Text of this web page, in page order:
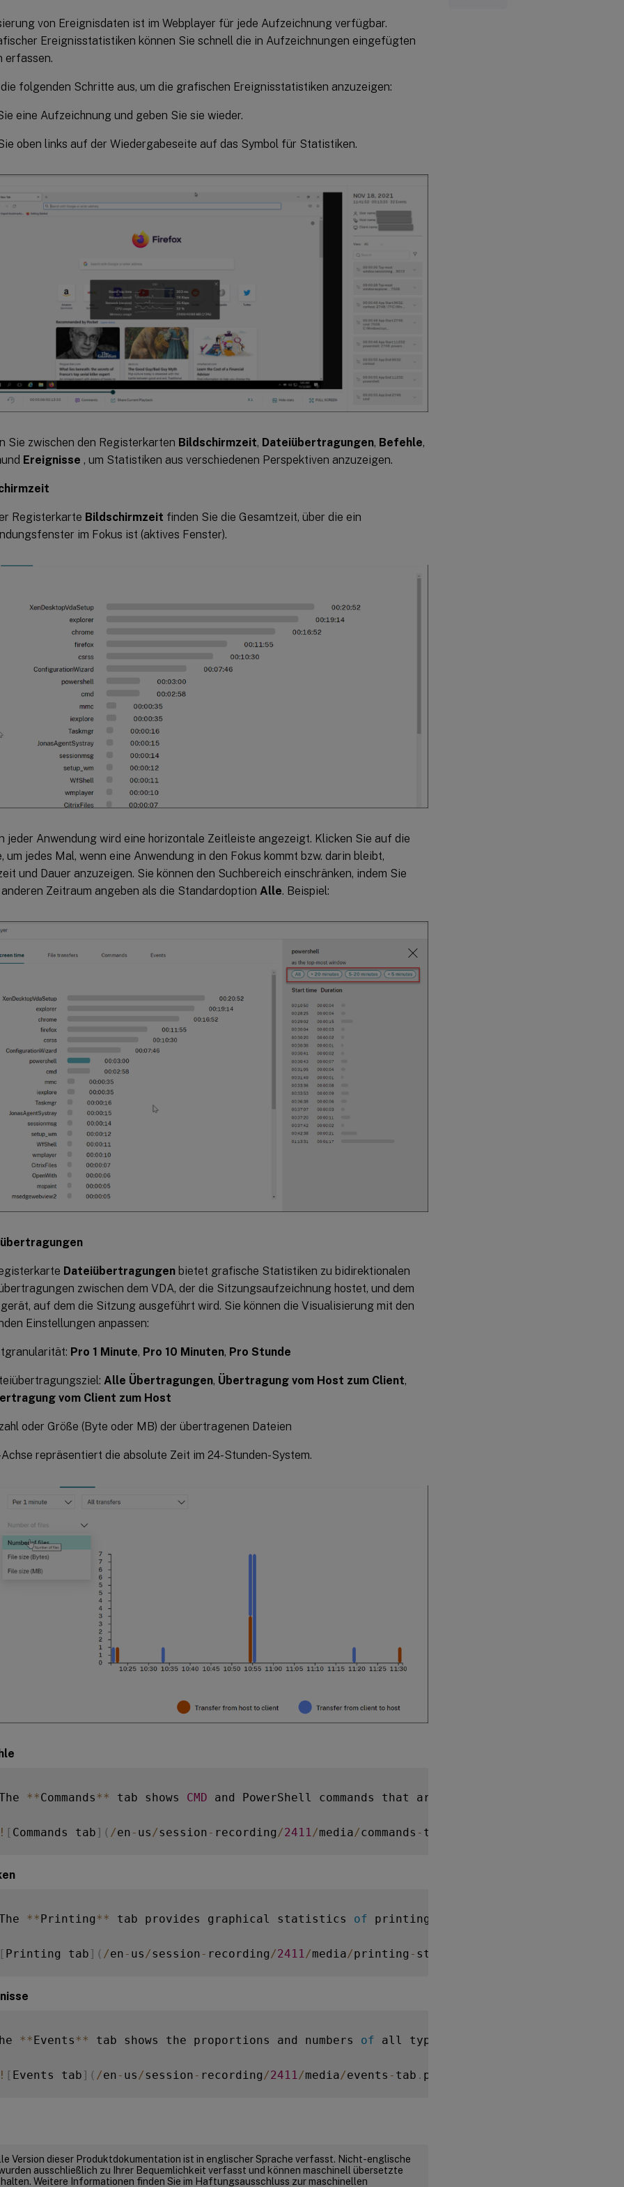
von Ereignisdaten ist im Webplayer für jede Aufzeichnung verfügbar.
Ereignisstatistiken können Sie schnell die in Aufzeichnungen eingefügten
erfassen.
folgenden Schritte aus, um die grafischen Ereignisstatistiken anzuzeigen:
eine Aufzeichnung und geben Sie sie wieder.
oben links auf der Wiedergabeseite auf das Symbol für Statistiken.
Sie zwischen den Registerkarten Bildschirmzeit, Dateiübertragungen, Befehle,
und Ereignisse , um Statistiken aus verschiedenen Perspektiven anzuzeigen.
Registerkarte Bildschirmzeit finden Sie die Gesamtzeit, über die ein
im Fokus ist (aktives Fenster).
jeder Anwendung wird eine horizontale Zeitleiste angezeigt. Klicken Sie auf die
um jedes Mal, wenn eine Anwendung in den Fokus kommt bzw. darin bleibt,
und Dauer anzuzeigen. Sie können den Suchbereich einschränken, indem Sie
Zeitraum angeben als die Standardoption Alle. Beispiel:
Dateiübertragungen bietet grafische Statistiken zu bidirektionalen
zwischen dem VDA, der die Sitzungsaufzeichnung hostet, und dem
auf dem die Sitzung ausgeführt wird. Sie können die Visualisierung mit den
Einstellungen anpassen:
Pro 1 Minute, Pro 10 Minuten, Pro Stunde
Alle Übertragungen, Übertragung vom Host zum Client,
vom Client zum Host
oder Größe (Byte oder MB) der übertragenen Dateien
repräsentiert die absolute Zeit im 24-Stunden-System.
**Commands** tab shows CMD and PowerShell commands that are run during the recorded
[ Commands tab ] ( /en - us/session - recording/2411/media/commands - tab
** Printing** tab provides graphical statistics of printing activities
Printing tab ] ( /en - us/session - recording/2411/media/printing - statistic
** Events** tab shows the proportions and numbers of all types
[ Events tab ] ( /en - us/session - recording/2411/media/events - tab . png
Version dieser Produktdokumentation ist in englischer Sprache verfasst. Nicht-englische
ausschließlich zu Ihrer Bequemlichkeit verfasst und können maschinell übersetzte
Weitere Informationen finden Sie im Haftungsausschluss zur maschinellen